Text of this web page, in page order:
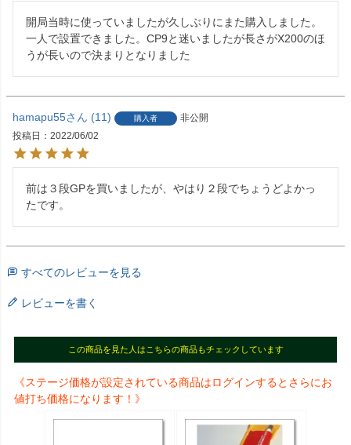
開局当時に使っていましたが久しぶりにまた購入しました。
一人で設置できました。CP9と迷いましたが長さがX200のほ
hamapu55 11 購入者
非公開
投稿日
2022/06/02
前は３段GPを買いましたが、やはり２段でちょうどよかっ
たです。
すべてのレビューを見る
レビューを書く
この商品を見た人はこちらの商品もチェックしています
《ステージ価格が設定されている商品はログインするとさらにお
値打ち価格になります！》